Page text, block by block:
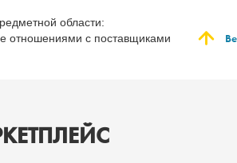
области:
отношениями с поставщиками